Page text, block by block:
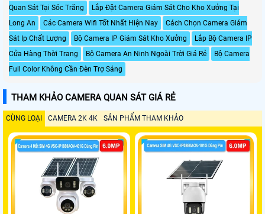
Quan Sát Tại Sóc Trăng
Lắp Đặt Camera Giám Sát Cho Kho Xưởng Tại
Long An
Các Camera Wifi Tốt Nhất Hiện Nay
Cách Chọn Camera Giám
Sát Ip Chất Lượng
Bộ Camera IP Giám Sát Kho Xưởng
Lắp Bộ Camera IP
Cửa Hàng Thời Trang
Bộ Camera An Ninh Ngoài Trời Giá Rẻ
Bộ Camera
Full Color Không Cần Đèn Trợ Sáng
THAM KHẢO CAMERA QUAN SÁT GIÁ RẺ
CÙNG LOẠI CAMERA 2K 4K SẢN PHẨM THAM KHẢO